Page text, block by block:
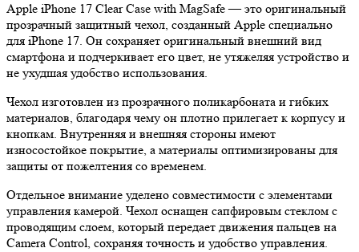
Apple iPhone 17 Clear Case with MagSafe — это оригинальный
прозрачный защитный чехол, созданный Apple специально
для iPhone 17. Он сохраняет оригинальный внешний вид
смартфона и подчеркивает его цвет, не утяжеляя устройство и
не ухудшая удобство использования.
Чехол изготовлен из прозрачного поликарбоната и гибких
материалов, благодаря чему он плотно прилегает к корпусу и
кнопкам. Внутренняя и внешняя стороны имеют
износостойкое покрытие, а материалы оптимизированы для
защиты от пожелтения со временем.
Отдельное внимание уделено совместимости с элементами
управления камерой. Чехол оснащен сапфировым стеклом с
проводящим слоем, который передает движения пальцев на
Camera Control, сохраняя точность и удобство управления.